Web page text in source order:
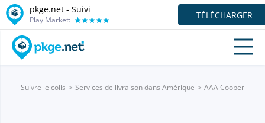
pkge.net - Suivi
Play Market: TÉLÉCHARGER
Suivre le colis Services de livraison dans Amérique AAA Cooper